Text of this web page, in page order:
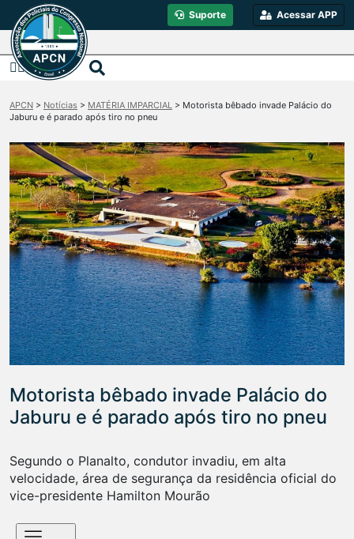
Suporte Acessar APP
APCN > Notícias > MATÉRIA IMPARCIAL > Motorista bêbado invade Palácio do
Jaburu e é parado após tiro no pneu
Motorista bêbado invade Palácio do
Jaburu e é parado após tiro no pneu
Segundo o Planalto, condutor invadiu, em alta
velocidade, área de segurança da residência oficial do
vice-presidente Hamilton Mourão